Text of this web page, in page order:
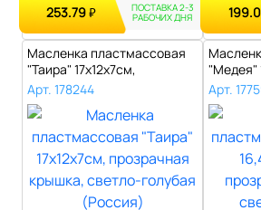
253.79₽ ПОСТАВКА 2-3
РАБОЧИХ ДНЯ
Масленка пластмассовая
"Таира" 17х12х7см,
прозрачная кр..
Арт. 178244
"Медея"
Арт.